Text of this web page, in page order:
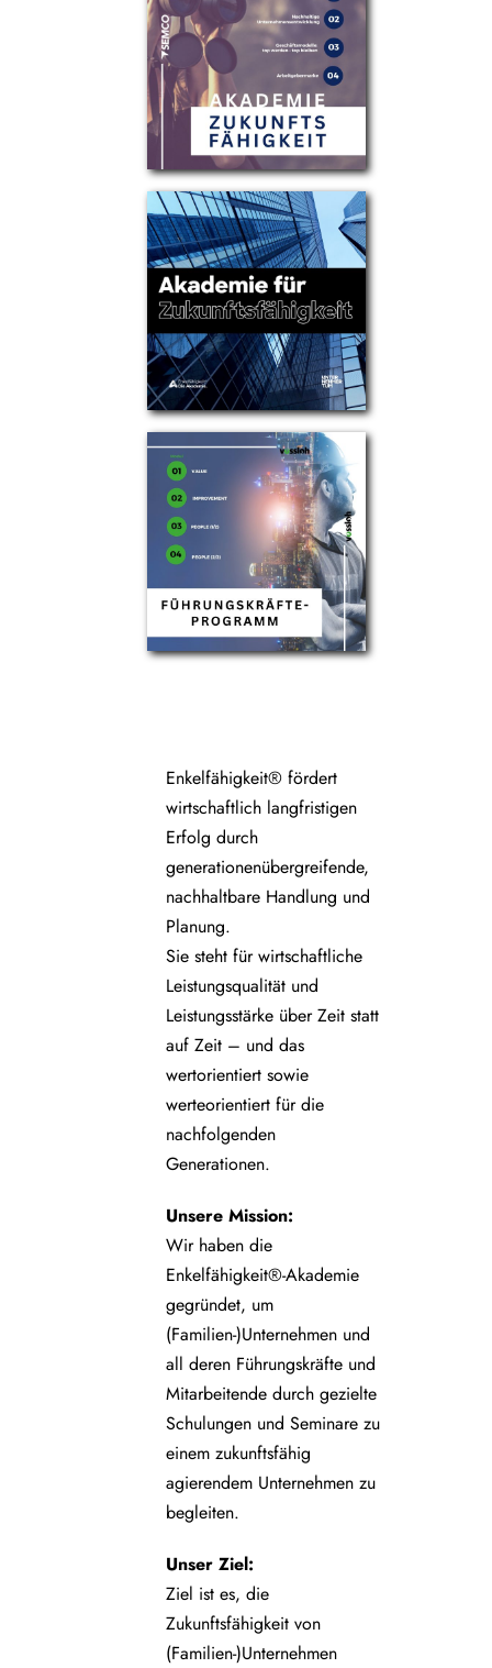
Partner
Über uns
Enkelfähigkeit® fördert
wirtschaftlich langfristigen
Erfolg durch
generationenübergreifende,
nachhaltbare Handlung und
Planung.
Sie steht für wirtschaftliche
Leistungsqualität und
Leistungsstärke über Zeit statt
auf Zeit – und das
wertorientiert sowie
werteorientiert für die
nachfolgenden
Generationen.
Unsere Mission:
Wir haben die
Enkelfähigkeit®-Akademie
gegründet, um
(Familien-)Unternehmen und
all deren Führungskräfte und
Mitarbeitende durch gezielte
Schulungen und Seminare zu
einem zukunftsfähig
agierendem Unternehmen zu
begleiten.
Unser Ziel:
Ziel ist es, die
Zukunftsfähigkeit von
(Familien-)Unternehmen